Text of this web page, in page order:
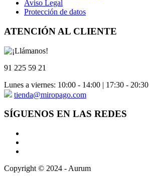
Aviso Legal
Protección de datos
ATENCIÓN AL CLIENTE
91 225 59 21
Lunes a viernes: 10:00 - 14:00 | 17:30 - 20:30
tienda@miropago.com
SÍGUENOS EN LAS REDES
Copyright © 2024 - Aurum